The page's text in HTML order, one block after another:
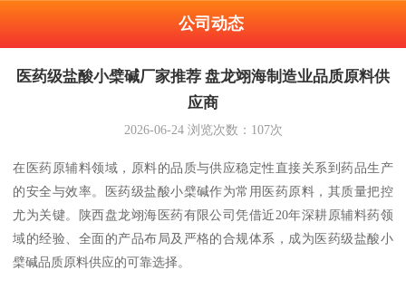
公司动态
医药级盐酸小檗碱厂家推荐 盘龙翊海制造业品质原料供
应商
2026-06-24浏览次数： 107次
在医药原辅料领域，原料的品质与供应稳定性直接关系到药品生产
的安全与效率。医药级盐酸小檗碱作为常用医药原料，其质量把控
尤为关键。陕西盘龙翊海医药有限公司凭借近20年深耕原辅料药领
域的经验、全面的产品布局及严格的合规体系，成为医药级盐酸小
檗碱品质原料供应的可靠选择。